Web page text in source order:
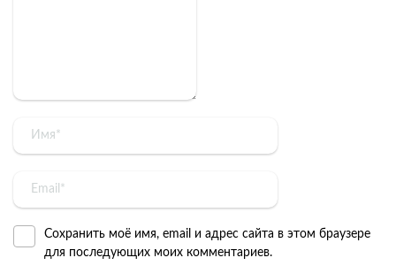
Сохранить моё имя, email и адрес сайта в этом браузере
для последующих моих комментариев.